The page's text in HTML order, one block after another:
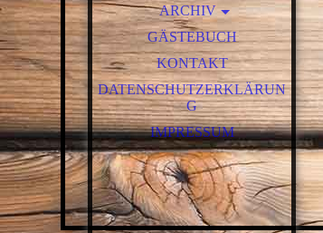
VEREINSHISTORIE
WEGBESCHREIBUNG
ENTSTEHUNG EINER OHIO
RIFLE DURCH GÜNTER
STIFTER
TERMINE UND
VERANSTALTUNGEN
TIPS UND TRICKS
LUNTENSCHLOSSGEWEHR
- IMPRESSIONEN
ARCHIV
2026
2025
2024
2023
2022
2021
2019
2018
GÄSTEBUCH
KONTAKT
DATENSCHUTZERKLÄRUN
G
IMPRESSUM